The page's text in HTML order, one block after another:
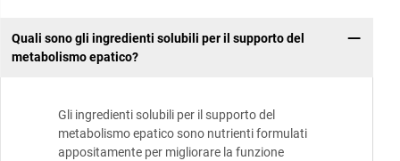
Quali sono gli ingredienti solubili per il supporto del
metabolismo epatico?
Gli ingredienti solubili per il supporto del
metabolismo epatico sono nutrienti formulati
appositamente per migliorare la funzione